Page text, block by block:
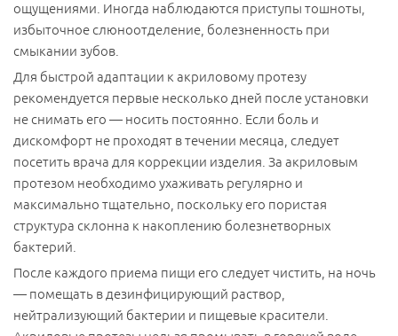
ощущениями. Иногда наблюдаются приступы тошноты,
избыточное слюноотделение, болезненность при
смыкании зубов.
Для быстрой адаптации к акриловому протезу
рекомендуется первые несколько дней после установки
не снимать его — носить постоянно. Если боль и
дискомфорт не проходят в течении месяца, следует
посетить врача для коррекции изделия. За акриловым
протезом необходимо ухаживать регулярно и
максимально тщательно, поскольку его пористая
структура склонна к накоплению болезнетворных
бактерий.
После каждого приема пищи его следует чистить, на ночь
— помещать в дезинфицирующий раствор,
нейтрализующий бактерии и пищевые красители.
Я ознакомлен и согласен с
«Условиями сбора
и обработки персональных данных».
Наименование услуги:
Съемные акриловые протезы
Ф.И.О.*
Я ознакомлен и согласен с «Условиями сбора
и обработки персональных данных».
Записаться на прием
визита.
Направление
Специалист
Имя*